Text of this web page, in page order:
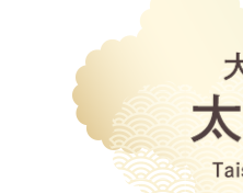
子
Taishi